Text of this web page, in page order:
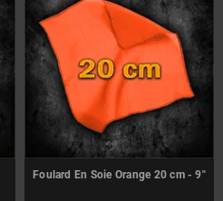
Foulard En Soie Orange 20 cm - 9"